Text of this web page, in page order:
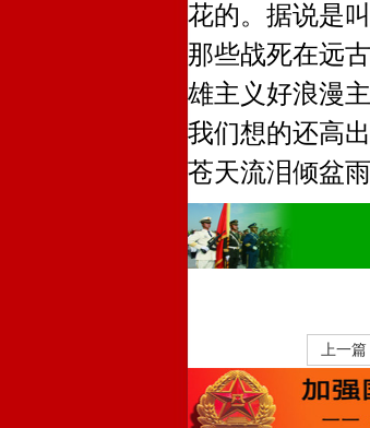
花的。据说是
那些战死在远
雄主义好浪漫
我们想的还高
苍天流泪倾盆雨
上一篇